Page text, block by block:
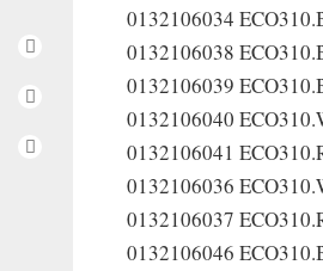
0132106034
0132106038
0132106039
0132106040
0132106041
0132106036
0132106037
0132106046